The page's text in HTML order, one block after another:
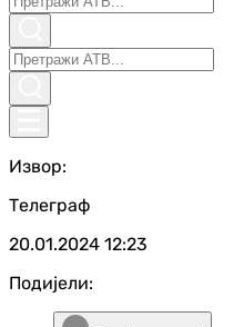
Извор:
Телеграф
20.01.2024 12:23
Подијели: